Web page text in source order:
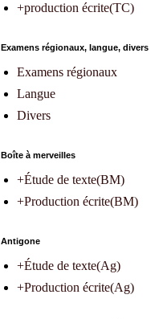
+production écrite(TC)
Examens régionaux, langue, divers
Examens régionaux
Langue
Divers
Boîte à merveilles
+Étude de texte(BM)
+Production écrite(BM)
Antigone
+Étude de texte(Ag)
+Production écrite(Ag)